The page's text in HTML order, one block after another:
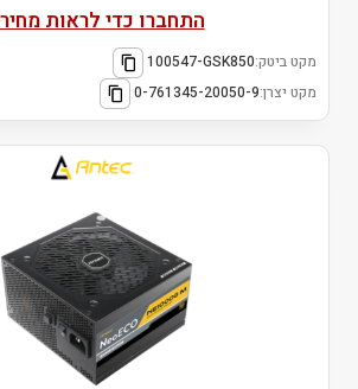
התחברו כדי לראות
מקט ביטק:100547-GSK850
מקט יצרן:0-761345-20050-9